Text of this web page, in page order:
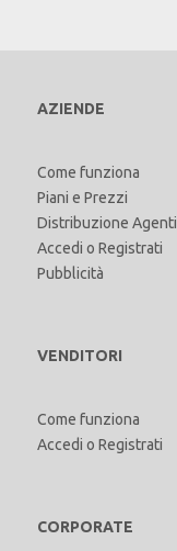
AZIENDE
Come funziona
Piani e Prezzi
Distribuzione Agenti
Accedi o Registrati
Pubblicità
VENDITORI
Come funziona
Accedi o Registrati
CORPORATE